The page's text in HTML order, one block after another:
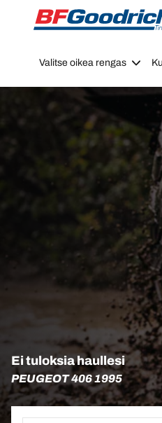
Go to page content
Go to page
Valitse oikea rengas
Ei tuloksia haullesi
PEUGEOT 406 1995